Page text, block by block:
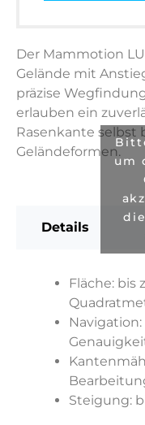
Der Mammotion
Gelände mit
präzise
erlauben ein
Rasenkante selbst
Geländeformen.
um
Details
Fläche: bis
Navigation:
Steigung: